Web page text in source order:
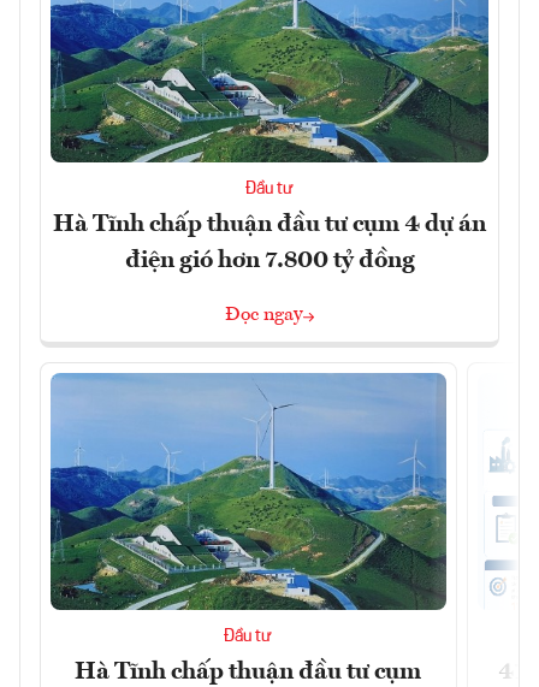
Đầu tư
Hà Tĩnh chấp thuận đầu tư cụm 4 dự án
điện gió hơn 7.800 tỷ đồng
Đọc ngay
Đầu tư
Hà Tĩnh chấp thuận đầu tư cụm
41